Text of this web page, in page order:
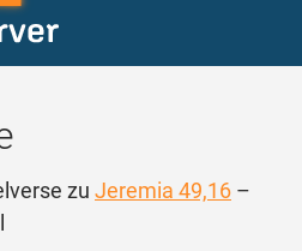
zu Jeremia 49,16 –